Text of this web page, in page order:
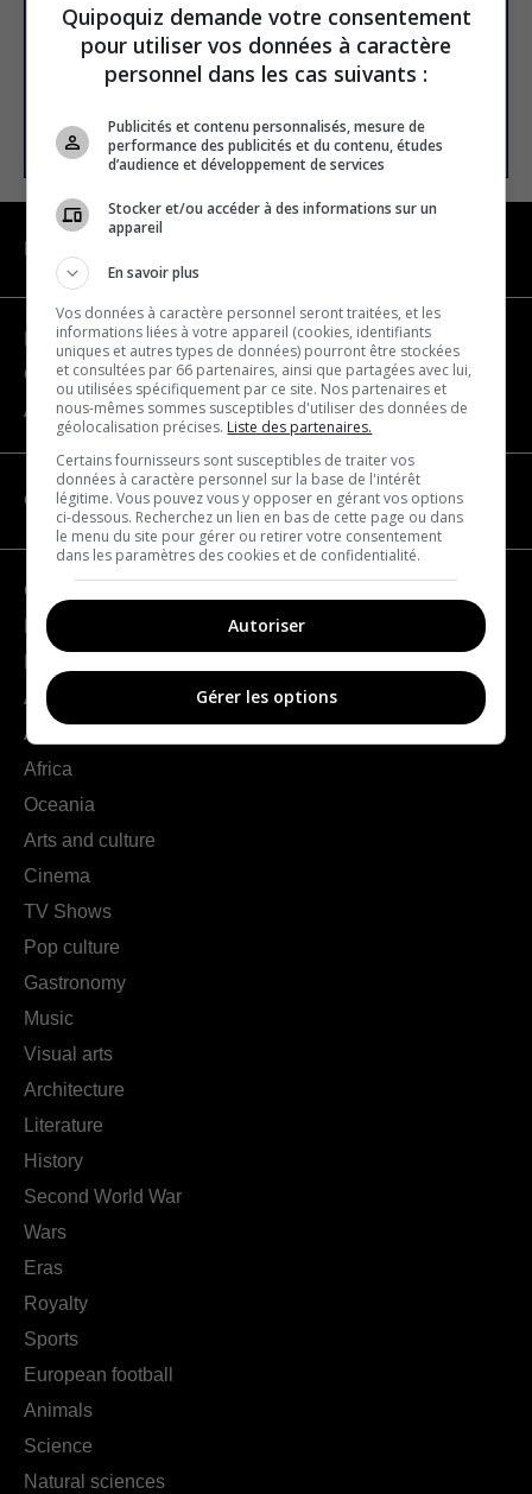
Email address
SUBSCRIBE
Become a partner
Contact us
About us
CATEGORIES
Geography
France
Americas
Asia
Africa
Oceania
Arts and culture
Cinema
TV Shows
Pop culture
Gastronomy
Music
Visual arts
Architecture
Literature
History
Second World War
Wars
Eras
Royalty
Sports
European football
Animals
Science
Natural sciences
Quipoquiz demande votre consentement
pour utiliser vos données à caractère
personnel dans les cas suivants :
Publicités et contenu personnalisés, mesure de
performance des publicités et du contenu, études
d’audience et développement de services
Stocker et/ou accéder à des informations sur un
appareil
En savoir plus
Vos données à caractère personnel seront traitées, et les
informations liées à votre appareil (cookies, identifiants
uniques et autres types de données) pourront être stockées
et consultées par 66 partenaires, ainsi que partagées avec lui,
ou utilisées spécifiquement par ce site. Nos partenaires et
nous-mêmes sommes susceptibles d'utiliser des données de
géolocalisation précises. Liste des partenaires.
Certains fournisseurs sont susceptibles de traiter vos
données à caractère personnel sur la base de l'intérêt
légitime. Vous pouvez vous y opposer en gérant vos options
ci-dessous. Recherchez un lien en bas de cette page ou dans
le menu du site pour gérer ou retirer votre consentement
dans les paramètres des cookies et de confidentialité.
Autoriser
Gérer les options